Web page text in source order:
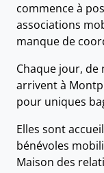
commence à
associations
manque de
Chaque jour, de
arrivent à
pour uniques
Elles sont
bénévoles
Maison des